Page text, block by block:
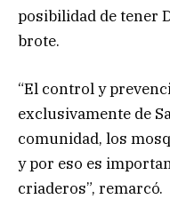
posibilidad de tener
brote.
“El control y
exclusivamente de
comunidad, los
y por eso es
criaderos”, remarcó.